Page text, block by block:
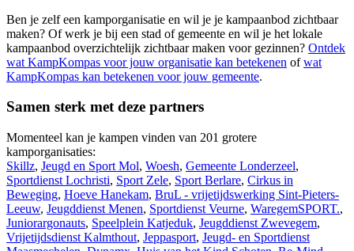
Ben je zelf een kamporganisatie en wil je je kampaanbod zichtbaar
maken? Of werk je bij een stad of gemeente en wil je het lokale
kampaanbod overzichtelijk zichtbaar maken voor gezinnen? Ontdek
wat KampKompas voor jouw organisatie kan betekenen ofwat
KampKompas kan betekenen voor jouw gemeente.
Samen sterk met deze partners
Momenteel kan je kampen vinden van 201 grotere
kamporganisaties:
Skillz, Jeugd en Sport Mol, Woesh, Gemeente Londerzeel,
Sportdienst Lochristi, Sport Zele, Sport Berlare, Cirkus in
Beweging, Hoeve Hanekam, BruL - vrijetijdswerking Sint-Pieters-
Leeuw, Jeugddienst Menen, Sportdienst Veurne, WaregemSPORT.,
Juniorargonauts, Speelplein Katjeduk, Jeugddienst Zwevegem,
Vrijetijdsdienst Kalmthout, Jeppasport, Jeugd- en Sportdienst